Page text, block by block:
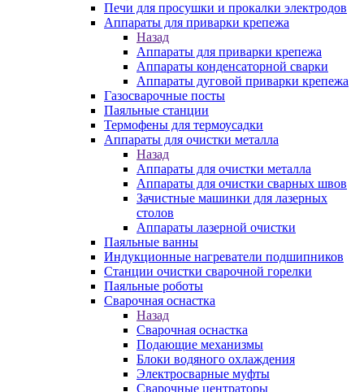
Печи для просушки и прокалки электродов
Аппараты для приварки крепежа
Назад
Аппараты для приварки крепежа
Аппараты конденсаторной сварки
Аппараты дуговой приварки крепежа
Газосварочные посты
Паяльные станции
Термофены для термоусадки
Аппараты для очистки металла
Назад
Аппараты для очистки металла
Аппараты для очистки сварных швов
Зачистные машинки для лазерных
столов
Аппараты лазерной очистки
Паяльные ванны
Индукционные нагреватели подшипников
Станции очистки сварочной горелки
Паяльные роботы
Сварочная оснастка
Назад
Сварочная оснастка
Подающие механизмы
Блоки водяного охлаждения
Электросварные муфты
Сварочные центраторы